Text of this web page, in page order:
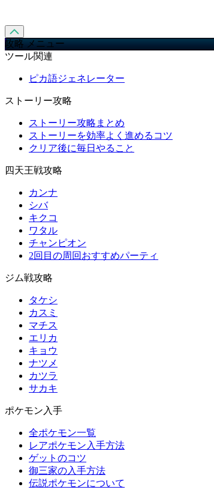
攻略 メニュー
ツール関連
ピカ語ジェネレーター
ストーリー攻略
ストーリー攻略まとめ
ストーリーを効率よく進めるコツ
クリア後に毎日やること
四天王戦攻略
カンナ
シバ
キクコ
ワタル
チャンピオン
2回目の周回おすすめパーティ
ジム戦攻略
タケシ
カスミ
マチス
エリカ
キョウ
ナツメ
カツラ
サカキ
ポケモン入手
全ポケモン一覧
レアポケモン入手方法
ゲットのコツ
御三家の入手方法
伝説ポケモンについて